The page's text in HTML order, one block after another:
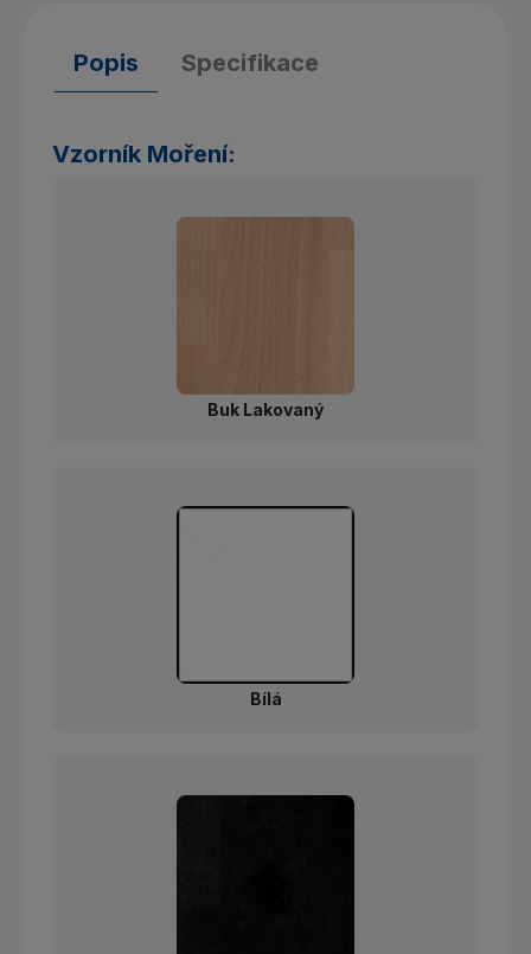
Popis Specifikace
Vzorník Moření:
Buk Lakovaný
Bílá